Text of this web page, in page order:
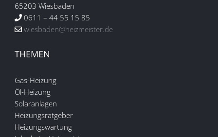
65203 Wiesbaden
0611 – 44 55 15 85
wiesbaden@heizmeister.de
THEMEN
Gas-Heizung
Öl-Heizung
Solaranlagen
Heizungsratgeber
Heizungswartung